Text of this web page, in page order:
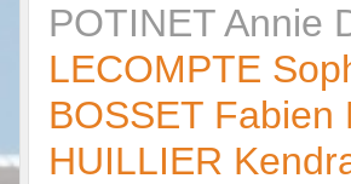
POTINET Annie
LECOMPTE
BOSSET Fabien
HUILLIER